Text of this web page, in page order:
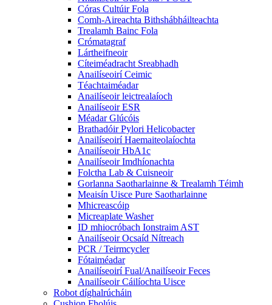
Córas Cultúir Fola
Comh-Aireachta Bithshábháilteachta
Trealamh Bainc Fola
Crómatagraf
Lártheifneoir
Cíteiméadracht Sreabhadh
Anailíseoirí Ceimic
Téachtaiméadar
Anailíseoir leictrealaíoch
Anailíseoir ESR
Méadar Glúcóis
Brathadóir Pylori Helicobacter
Anailíseoirí Haemaiteolaíochta
Anailíseoir HbA1c
Anailíseoir Imdhíonachta
Folctha Lab & Cuisneoir
Gorlanna Saotharlainne & Trealamh Téimh
Meaisín Uisce Pure Saotharlainne
Mhicreascóip
Micreaplate Washer
ID mhiocróbach Ionstraim AST
Anailíseoir Ocsaíd Nítreach
PCR / Teirmcycler
Fótaiméadar
Anailíseoirí Fual/Anailíseoir Feces
Anailíseoir Cáilíochta Uisce
Robot díghalrúcháin